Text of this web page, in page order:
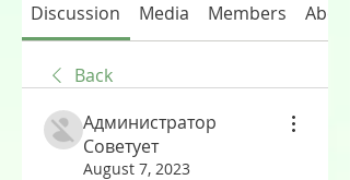
Discussion Media Members About
Back
Администратор
Советует
August 7, 2023